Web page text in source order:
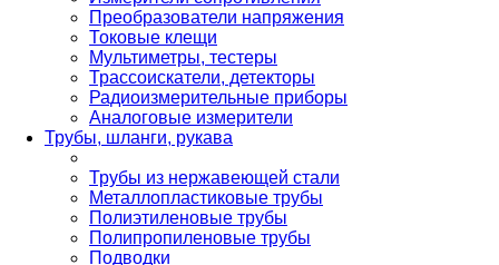
Преобразователи напряжения
Токовые клещи
Мультиметры, тестеры
Трассоискатели, детекторы
Радиоизмерительные приборы
Аналоговые измерители
Трубы, шланги, рукава
Трубы из нержавеющей стали
Металлопластиковые трубы
Полиэтиленовые трубы
Полипропиленовые трубы
Подводки